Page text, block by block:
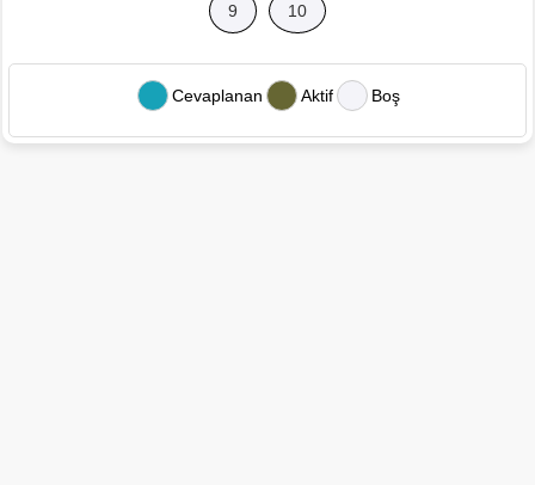
9 10
Cevaplanan Aktif Boş